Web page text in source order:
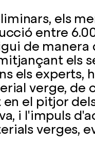
els
entre
de
els
els experts,
verge, de
el pitjor
i l'impuls
verges,